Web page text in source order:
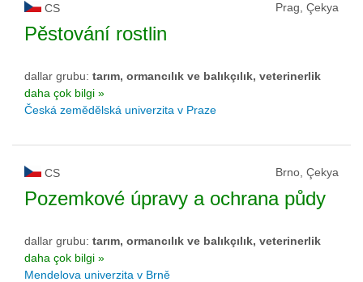
CS Prag, Çekya
Pěstování rostlin
dallar grubu: tarım, ormancılık ve balıkçılık, veterinerlik
daha çok bilgi »
Česká zemědělská univerzita v Praze
CS Brno, Çekya
Pozemkové úpravy a ochrana půdy
dallar grubu: tarım, ormancılık ve balıkçılık, veterinerlik
daha çok bilgi »
Mendelova univerzita v Brně